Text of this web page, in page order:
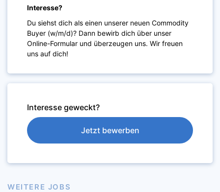
Interesse?
Du siehst dich als einen unserer neuen Commodity
Buyer (w/m/d)? Dann bewirb dich über unser
Online-Formular und überzeugen uns. Wir freuen
uns auf dich!
Interesse geweckt?
Jetzt bewerben
WEITERE JOBS